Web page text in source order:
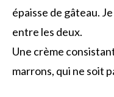
épaisse de gâteau.
entre les deux.
Une crème
marrons, qui ne soit